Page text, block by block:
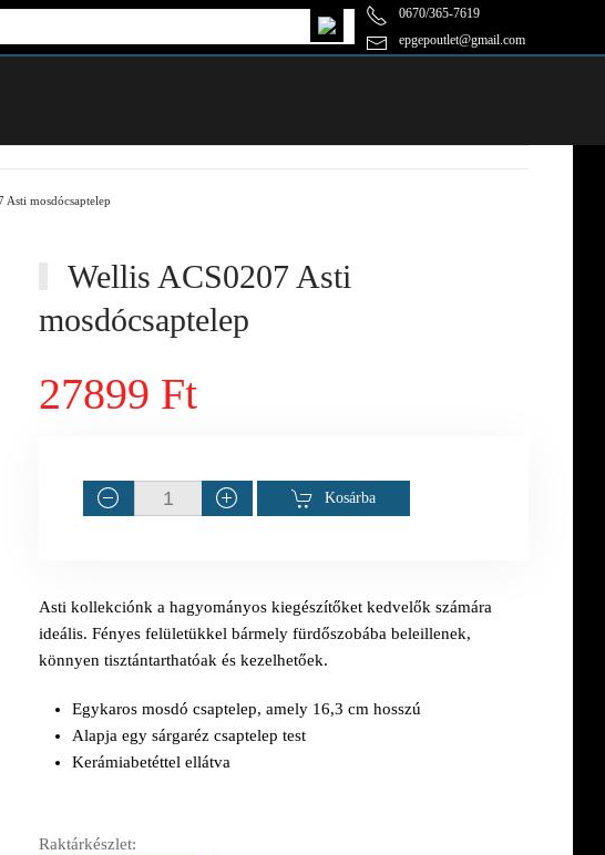
0670/365-7619
epgepoutlet@gmail.com
Asti mosdócsaptelep
Wellis ACS0207 Asti
mosdócsaptelep
27899 Ft
Kosárba
Asti kollekciónk a hagyományos kiegészítőket kedvelők számára
ideális. Fényes felületükkel bármely fürdőszobába beleillenek,
könnyen tisztántarthatóak és kezelhetőek.
Egykaros mosdó csaptelep, amely 16,3 cm hosszú
Alapja egy sárgaréz csaptelep test
Kerámiabetéttel ellátva
Raktárkészlet: